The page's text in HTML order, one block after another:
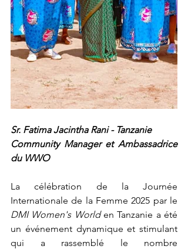
Sr. Fatima Jacintha Rani - Tanzanie
Community Manager et Ambassadrice
du WWO
La célébration de la Journée
DMI Women's World en Tanzanie a été
un événement dynamique et stimulant
qui a rassemblé le nombre